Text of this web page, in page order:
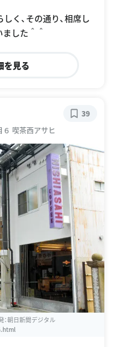
く、その通り、相席し
した＾＾
を見る
喫茶西アサヒ
39
：朝日新聞デジタル